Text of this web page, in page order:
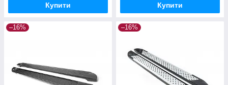
Купити Купити
–16% –16%